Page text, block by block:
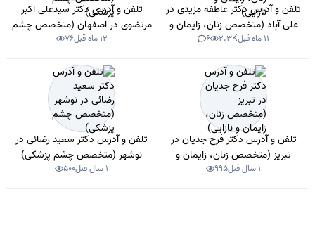
تلفن و آدرس دکتر عاطفه مزیدی در
علی آباد (متخصص زنان، زایمان و
نازایی)
11 ماه قبل 2.3K
6
تلفن و آدرس دکتر سیدعلی اکبر
مرتضوی در اصفهان (متخصص چشم
پزشکی) 12 ماه قبل 76
تلفن و آدرس دکتر فرح جدیان در
تبریز (متخصص زنان، زایمان و
نازایی)
1 سال قبل 995
تلفن و آدرس دکتر سعید رضائی در
نوشهر (متخصص چشم پزشکی)
1 سال قبل 500